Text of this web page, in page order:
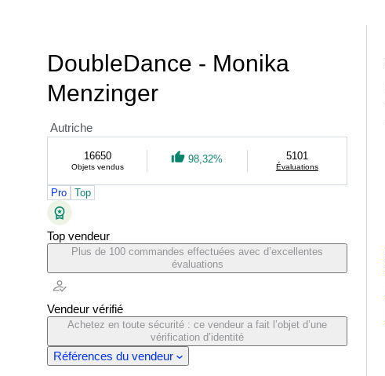
DoubleDance - Monika
Menzinger
Autriche
16650
Objets vendus
98,32% 5101
Évaluations
Pro Top
Top vendeur
Plus de 100 commandes effectuées avec d’excellentes
évaluations
Vendeur vérifié
Achetez en toute sécurité : ce vendeur a fait l’objet d’une
vérification d’identité
Références du vendeur